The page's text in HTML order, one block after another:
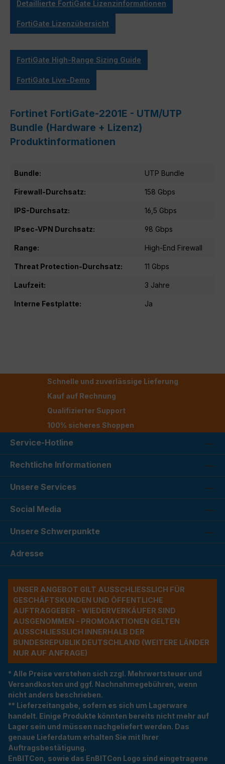
Detaillierte FortiGate Lizenzinformationen
FortiGate Lizenzübersicht
FortiGate High-Range Sizing Guide
FortiGate Live-Demo
Fortinet FortiGate-2201E - UTM/UTP
Bundle (Hardware + Lizenz)
Produktinformationen
Bundle: UTP Bundle
Firewall-Durchsatz: 158 Gbps
IPS-Durchsatz: 16,5 Gbps
IPsec-VPN Durchsatz: 98 Gbps
Range: High-End Firewall
Threat Protection-Durchsatz: 11 Gbps
Laufzeit: 3 Jahre
Interne Festplatte: Ja
Schnelle und zuverlässige Lieferung
Kauf auf Rechnung
Qualifizierter Support
100% sicheres Shoppen
Service-Hotline
Rechtliche Informationen
Unsere Services
Social Media
Unsere Schwerpunkte
Adresse
UNSER ANGEBOT GILT AUSSCHLIESSLICH FÜR G
ESCHÄFTSKUNDEN UND ÖFFENTLICHE A
UFTRAGGEBER - WIEDERVERKÄUFER SIND A
USGENOMMEN - PROMOAKTIONEN GELTEN A
USSCHLIESSLICH INNERHALB DER BU
NDESREPUBLIK DEUTSCHLAND (WEITERE LÄNDER NU
R AUF ANFRAGE)
* Alle Preise verstehen sich zzgl. Mehrwertsteuer und
Versandkosten und ggf. Nachnahmegebühren, wenn
nicht anders beschrieben.
** Lieferzeitangabe, sofern es sich um Lagerware
handelt. Einige Produkte könnten bereits nicht mehr auf
Lager sein und müssen nachgeliefert werden. Das
genaue Lieferdatum erhalten Sie mit Ihrer
Auftragsbestätigung.
EnBITCon, sowie das EnBITCon Logo sind eingetragene